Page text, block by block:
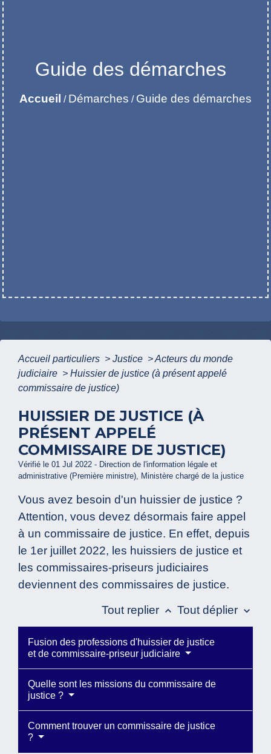
Guide des démarches
Accueil / Démarches / Guide des démarches
Accueil particuliers > Justice >Acteurs du monde
judiciaire > Huissier de justice (à présent appelé
commissaire de justice)
HUISSIER DE JUSTICE (À
PRÉSENT APPELÉ
COMMISSAIRE DE JUSTICE)
Vérifié le 01 Jul 2022 - Direction de l'information légale et
administrative (Première ministre), Ministère chargé de la justice
Vous avez besoin d'un huissier de justice ?
Attention, vous devez désormais faire appel
à un commissaire de justice. En effet, depuis
le 1er juillet 2022, les huissiers de justice et
les commissaires-priseurs judiciaires
deviennent des commissaires de justice.
Tout replier keyboard_arrow_up Tout déplier keyboard_arrow_down
Fusion des professions d'huissier de justice
et de commissaire-priseur judiciaire
Quelle sont les missions du commissaire de
justice ?
Comment trouver un commissaire de justice
?